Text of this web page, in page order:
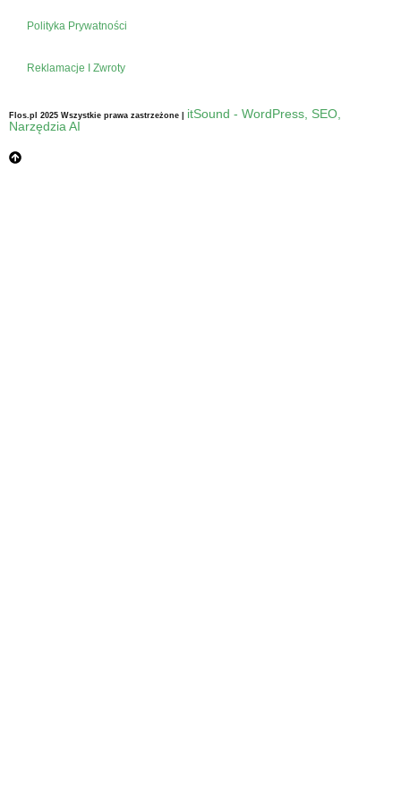
Polityka Prywatności
Reklamacje I Zwroty
Flos.pl 2025 Wszystkie prawa zastrzeżone | itSound - WordPress, SEO,
Narzędzia AI